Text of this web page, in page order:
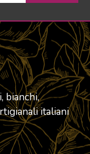
bianchi,
italiani